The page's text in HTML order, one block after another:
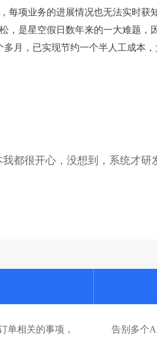
项业务的进展情况也无法实时获
是星空假日数年来的一大难题，
月，已实现节约一个半人工成本
都很开心，没想到，系统才研
单相关的事项，
告别多个